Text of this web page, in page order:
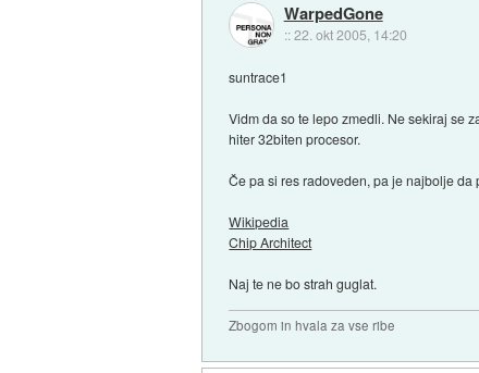
WarpedGone
::22. okt 2005, 14:20
suntrace1
Vidm da so te lepo zmedli. Ne sekiraj se
hiter 32biten procesor.
Če pa si res radoveden, pa je najbolje
Wikipedia
Chip Architect
Naj te ne bo strah guglat.
Zbogom in hvala za vse ribe